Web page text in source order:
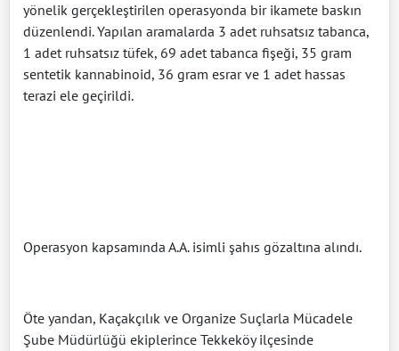
yönelik gerçekleştirilen operasyonda bir ikamete baskın
düzenlendi. Yapılan aramalarda 3 adet ruhsatsız tabanca,
1 adet ruhsatsız tüfek, 69 adet tabanca fişeği, 35 gram
sentetik kannabinoid, 36 gram esrar ve 1 adet hassas
terazi ele geçirildi.
Operasyon kapsamında A.A. isimli şahıs gözaltına alındı.
Öte yandan, Kaçakçılık ve Organize Suçlarla Mücadele
Şube Müdürlüğü ekiplerince Tekkeköy ilçesinde